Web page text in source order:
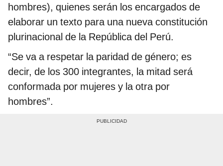
hombres), quienes serán los encargados de
elaborar un texto para una nueva constitución
plurinacional de la República del Perú.
“Se va a respetar la paridad de género; es
decir, de los 300 integrantes, la mitad será
conformada por mujeres y la otra por
hombres”.